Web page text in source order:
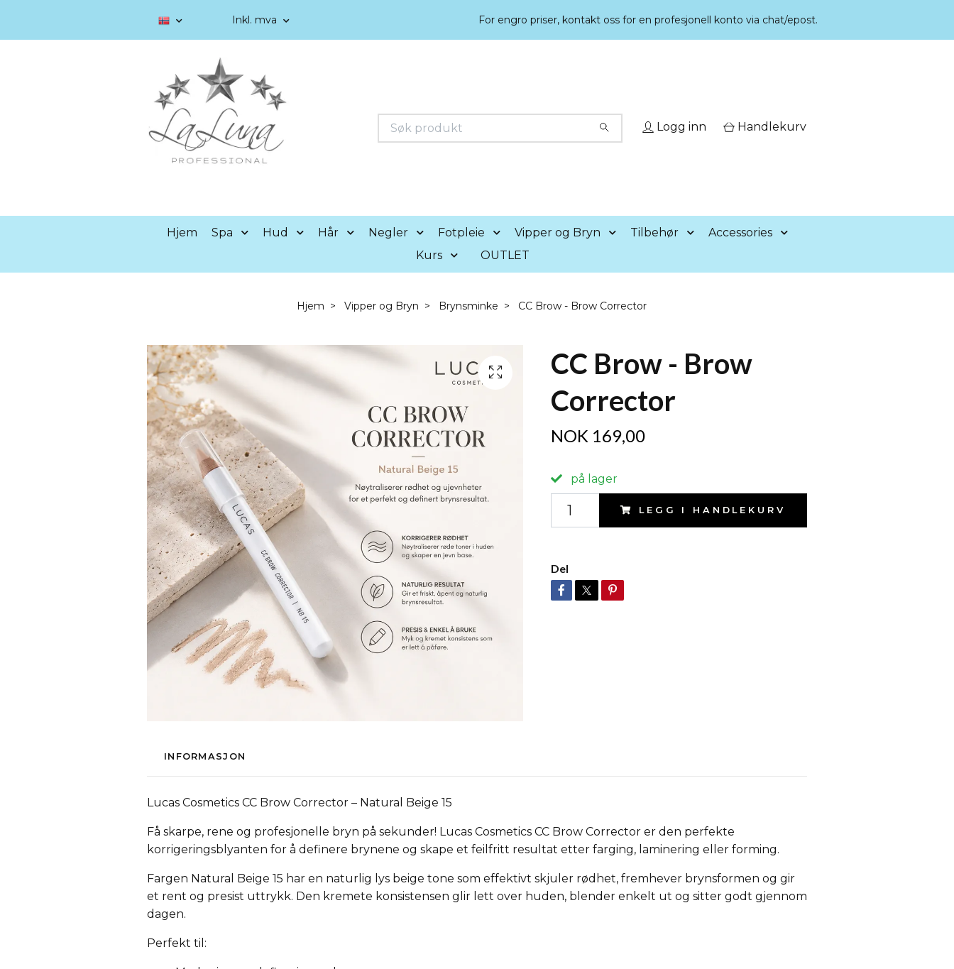
Inkl. mva For engro priser, kontakt oss for en profesjonell konto via chat/epost.
Logg inn Handlekurv
Hjem Spa Hud Hår Negler Fotpleie Vipper og Bryn Tilbehør
Accessories
Kurs
OUTLET
Hjem Vipper og Bryn Brynsminke CC Brow - Brow Corrector
CC Brow - Brow
Corrector
NOK 169,00
på lager
LEGG I HANDLEKURV
Del
INFORMASJON
Lucas Cosmetics CC Brow Corrector – Natural Beige 15
Få skarpe, rene og profesjonelle bryn på sekunder! Lucas Cosmetics CC Brow Corrector er den perfekte
korrigeringsblyanten for å definere brynene og skape et feilfritt resultat etter farging, laminering eller forming.
Fargen Natural Beige 15 har en naturlig lys beige tone som effektivt skjuler rødhet, fremhever brynsformen og gir
et rent og presist uttrykk. Den kremete konsistensen glir lett over huden, blender enkelt ut og sitter godt gjennom
dagen.
Perfekt til: